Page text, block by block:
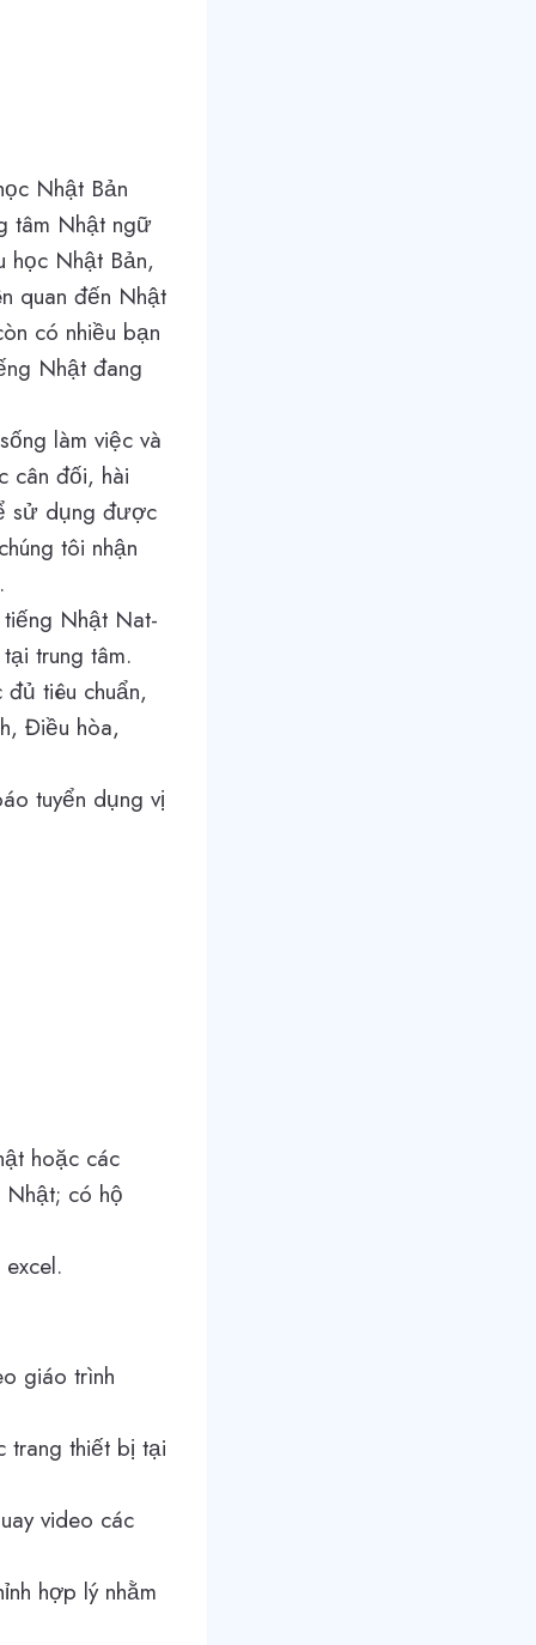
Nhật Bản
tâm Nhật ngữ
học Nhật Bản,
quan đến Nhật
có nhiều bạn
Nhật đang
làm việc và
cân đối, hài
sử dụng được
tôi nhận
Nhật Nat-
trung tâm.
tiêu chuẩn,
Điều hòa,
tuyển dụng vị
hoặc các
có hộ
giáo trình
trang thiết bị tại
video các
hợp lý nhằm